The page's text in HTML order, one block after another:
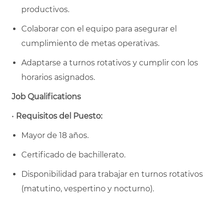
productivos.
Colaborar con el equipo para asegurar el
cumplimiento de metas operativas.
Adaptarse a turnos rotativos y cumplir con los
horarios asignados.
Job Qualifications
• Requisitos del Puesto:
Mayor de 18 años.
Certificado de bachillerato.
Disponibilidad para trabajar en turnos rotativos
(matutino, vespertino y nocturno).